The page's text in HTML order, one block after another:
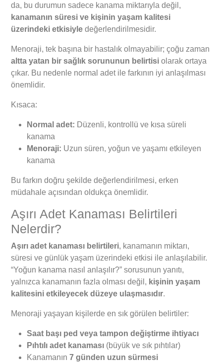
da, bu durumun sadece kanama miktarıyla değil,
kanamanın süresi ve kişinin yaşam kalitesi
üzerindeki etkisiyle değerlendirilmesidir.
Menoraji, tek başına bir hastalık olmayabilir; çoğu zaman
altta yatan bir sağlık sorununun belirtisi olarak ortaya
çıkar. Bu nedenle normal adet ile farkının iyi anlaşılması
önemlidir.
Kısaca:
Normal adet: Düzenli, kontrollü ve kısa süreli
kanama
Menoraji: Uzun süren, yoğun ve yaşamı etkileyen
kanama
Bu farkın doğru şekilde değerlendirilmesi, erken
müdahale açısından oldukça önemlidir.
Aşırı Adet Kanaması Belirtileri
Nelerdir?
Aşırı adet kanaması belirtileri, kanamanın miktarı,
süresi ve günlük yaşam üzerindeki etkisi ile anlaşılabilir.
“Yoğun kanama nasıl anlaşılır?” sorusunun yanıtı,
yalnızca kanamanın fazla olması değil, kişinin yaşam
kalitesini etkileyecek düzeye ulaşmasıdır.
Menoraji yaşayan kişilerde en sık görülen belirtiler:
Saat başı ped veya tampon değiştirme ihtiyacı
Pıhtılı adet kanaması (büyük ve sık pıhtılar)
Kanamanın 7 günden uzun sürmesi